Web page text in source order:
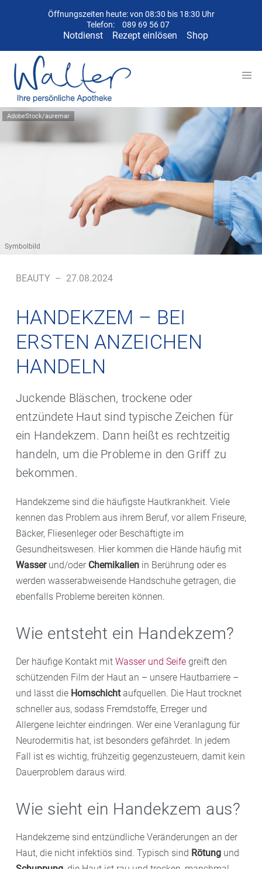
Öffnungszeiten heute: von 08:30 bis 18:30 Uhr
Telefon:
089 69 56 07
Notdienst Rezept einlösen Shop
AdobeStock/auremar
Symbolbild
BEAUTY – 27.08.2024
HANDEKZEM – BEI
ERSTEN ANZEICHEN
HANDELN
Juckende Bläschen, trockene oder
entzündete Haut sind typische Zeichen für
ein Handekzem. Dann heißt es rechtzeitig
handeln, um die Probleme in den Griff zu
bekommen.
Handekzeme sind die häufigste Hautkrankheit. Viele
kennen das Problem aus ihrem Beruf, vor allem Friseure,
Bäcker, Fliesenleger oder Beschäftigte im
Gesundheitswesen. Hier kommen die Hände häufig mit
Wasserund/oder Chemikalien in Berührung oder es
werden wasserabweisende Handschuhe getragen, die
ebenfalls Probleme bereiten können.
Wie entsteht ein Handekzem?
Der häufige Kontakt mit Wasser und Seife greift den
schützenden Film der Haut an – unsere Hautbarriere –
und lässt die Hornschichtaufquellen. Die Haut trocknet
schneller aus, sodass Fremdstoffe, Erreger und
Allergene leichter eindringen. Wer eine Veranlagung für
Neurodermitis hat, ist besonders gefährdet. In jedem
Fall ist es wichtig, frühzeitig gegenzusteuern, damit kein
Dauerproblem daraus wird.
Wie sieht ein Handekzem aus?
Handekzeme sind entzündliche Veränderungen an der
Haut, die nicht infektiös sind. Typisch sind Rötung und